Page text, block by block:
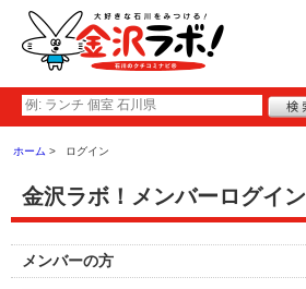
ホーム ログイン
金沢ラボ！メンバーログイン
メンバーの方